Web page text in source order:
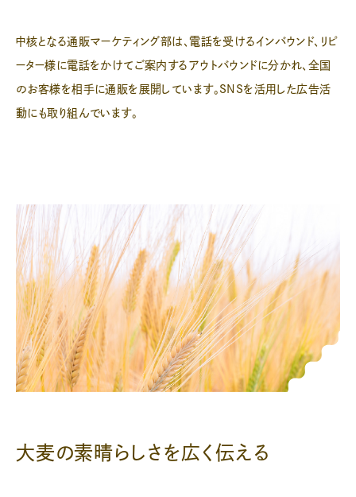
中核となる通販マーケティング部は、電話を受けるインバウンド、リピ
ーター様に電話をかけてご案内するアウトバウンドに分かれ、全国
のお客様を相手に通販を展開しています。SNSを活用した広告活
動にも取り組んでいます。
大麦の素晴らしさを広く伝える